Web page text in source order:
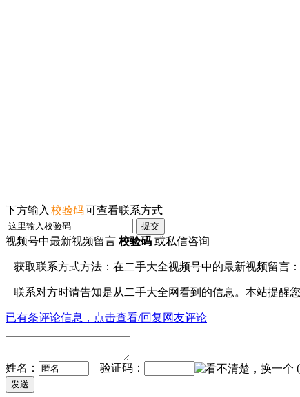
下方输入 校验码可查看联系方式
提交
视频号中最新视频留言 校验码 或私信咨询
获取联系方式方法：在二手大全视频号中的最新视频留言：
联系对方时请告知是从 二手大全网看到的信息。本站提醒您
已有条评论信息，点击查看/回复网友评论
姓名： 验证码：